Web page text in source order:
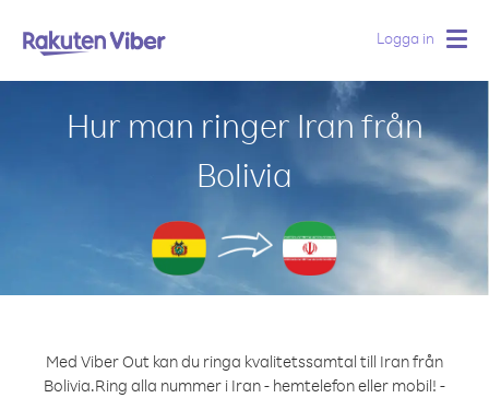
Logga in
Hur man ringer Iran från
Bolivia
Med Viber Out kan du ringa kvalitetssamtal till Iran från
Bolivia.Ring alla nummer i Iran - hemtelefon eller mobil! -